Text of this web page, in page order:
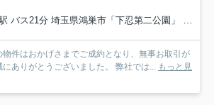
ス21分 埼玉県鴻巣市「下忍第二公園」 停歩5分
物件はおかげさまでご成約となり、無事お取引が
ありがとうございました。 弊社では... もっと見